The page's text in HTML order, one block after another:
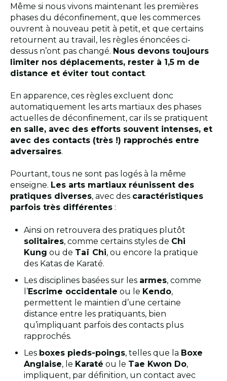
Même si nous vivons maintenant les premières
phases du déconfinement, que les commerces
ouvrent à nouveau petit à petit, et que certains
retournent au travail, les règles énoncées ci-
dessus n’ont pas changé. Nous devons toujours
limiter nos déplacements, rester à 1,5 m de
distance et éviter tout contact.
En apparence, ces règles excluent donc
automatiquement les arts martiaux des phases
actuelles de déconfinement, car ils se pratiquent
en salle, avec des efforts souvent intenses, et
avec des contacts (très !) rapprochés entre
adversaires.
Pourtant, tous ne sont pas logés à la même
enseigne. Les arts martiaux réunissent des
pratiques diverses, avec des caractéristiques
parfois très différentes :
Ainsi on retrouvera des pratiques plutôt
solitaires, comme certains styles de Chi
Kung ou de Taï Chi, ou encore la pratique
des Katas de Karaté.
Les disciplines basées sur les armes, comme
l’Escrime occidentale ou le Kendo,
permettent le maintien d’une certaine
distance entre les pratiquants, bien
qu’impliquant parfois des contacts plus
rapprochés.
Les boxes pieds-poings, telles que la Boxe
Anglaise, le Karaté ou le Tae Kwon Do,
impliquent, par définition, un contact avec